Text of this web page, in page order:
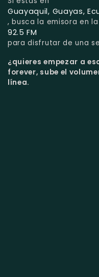
Guayaquil, Guayas,
, busca la emisora en
92.5 FM
para disfrutar de una
¿quieres empezar a
forever, sube el
línea.